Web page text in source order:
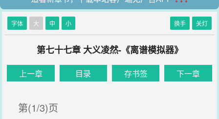
字体 大 中 小 换手 关灯
第七十七章 大义凌然-《离谱模拟器》
上一章 目录 存书签 下一章
第(1/3)页